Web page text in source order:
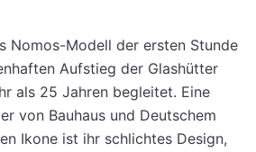
Nomos-Modell der ersten Stunde
Aufstieg der Glashütter
als 25 Jahren begleitet. Eine
von Bauhaus und Deutschem
Ikone ist ihr schlichtes Design,